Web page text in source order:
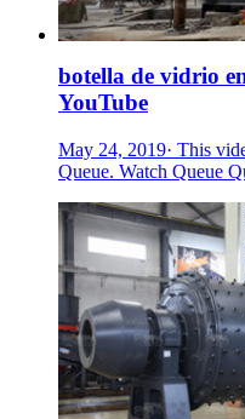
botella de vidrio
YouTube
May 24, 2019· This
Queue. Watch Queue